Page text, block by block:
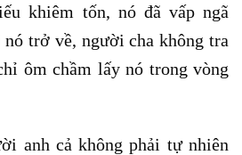
khiêm tốn, nó đã vấp ngã
trở về, người cha không tra
ôm chầm lấy nó trong vòng
anh cả không phải tự nhiên